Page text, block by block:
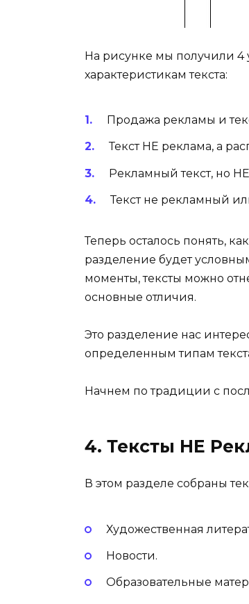
На рисунке мы получили 4
характеристикам текста:
Продажа рекламы и
Текст НЕ реклама, а
Рекламный текст, но
Текст не рекламный
Теперь осталось понять,
разделение будет
моменты, тексты можно
основные отличия.
Это разделение нас
определенным типам
Начнем по традиции с
4. Тексты НЕ
В этом разделе собраны
Художественная
Новости.
Образовательные